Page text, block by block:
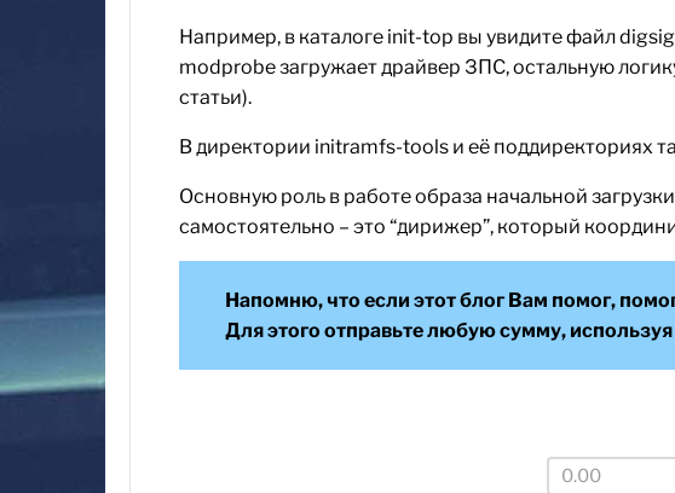
Например, в каталоге init-top вы увидите файл
modprobe загружает драйвер ЗПС, остальную
статьи).
В директории initramfs-tools и её поддиректориях
Основную роль в работе образа начальной
самостоятельно – это “дирижер”, который
Напомню, что если этот блог Вам помог,
Для этого отправьте любую сумму,